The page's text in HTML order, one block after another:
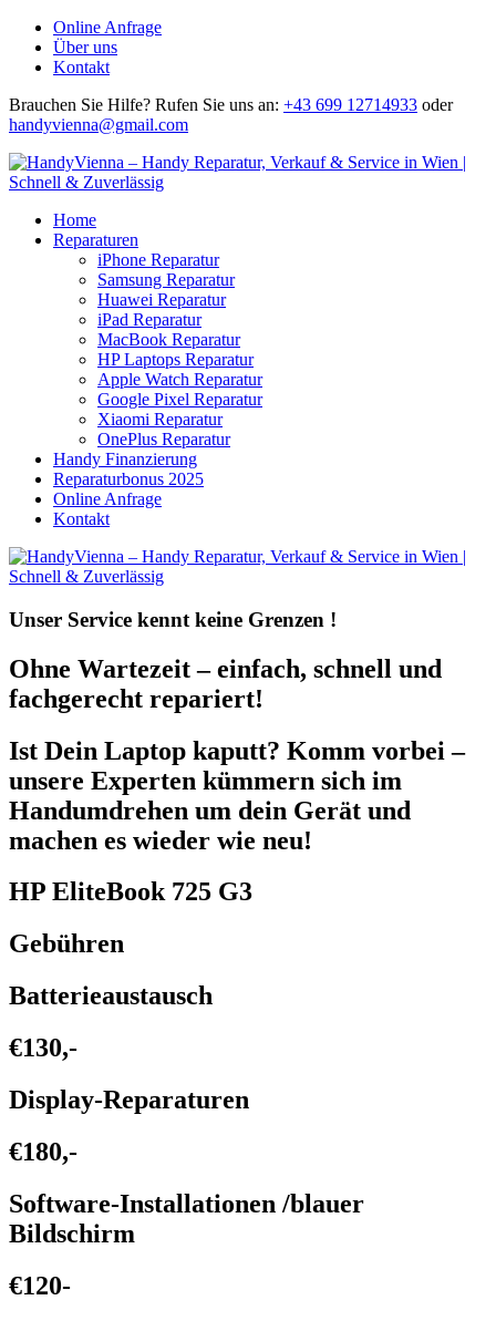
Online Anfrage
Über uns
Kontakt
Brauchen Sie Hilfe? Rufen Sie uns an: +43 699 12714933 oder
handyvienna@gmail.com
Home
Reparaturen
iPhone Reparatur
Samsung Reparatur
Huawei Reparatur
iPad Reparatur
MacBook Reparatur
HP Laptops Reparatur
Apple Watch Reparatur
Google Pixel Reparatur
Xiaomi Reparatur
OnePlus Reparatur
Handy Finanzierung
Reparaturbonus 2025
Online Anfrage
Kontakt
Unser Service kennt keine Grenzen !
Ohne Wartezeit – einfach, schnell und
fachgerecht repariert!
Ist Dein Laptop kaputt? Komm vorbei –
unsere Experten kümmern sich im
Handumdrehen um dein Gerät und
machen es wieder wie neu!
HP EliteBook 725 G3
Gebühren
Batterieaustausch
€130,-
Display-Reparaturen
€180,-
Software-Installationen /blauer
Bildschirm
€120-